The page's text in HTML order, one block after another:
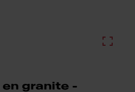
en granite -